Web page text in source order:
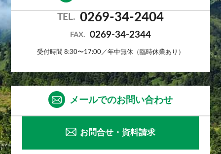
TEL. 0269-34-2404
FAX. 0269-34-2344
受付時間 8:30〜17:00／年中無休（臨時休業あり）
メールでのお問い合わせ
お問合せ・資料請求